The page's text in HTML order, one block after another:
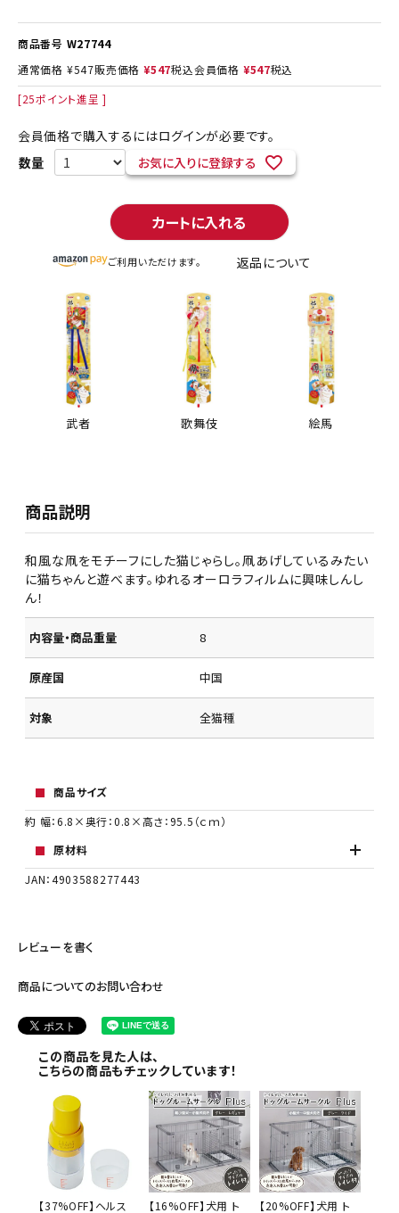
商品番号 W27744
通常価格 ¥547販売価格 ¥547税込会員価格 ¥547税込
[25ポイント進呈 ]
会員価格で購入するにはログインが必要です。
お気に入りに登録する
カートに入れる
ご利用いただけます。 返品について
武者 歌舞伎 絵馬
商品説明
和風な凧をモチーフにした猫じゃらし。凧あげしているみたい
に猫ちゃんと遊べます。ゆれるオーロラフィルムに興味しんし
ん！
内容量・商品重量 8
原産国 中国
対象 全猫種
商品サイズ
約 幅：6.8×奥行：0.8×高さ：95.5（ｃｍ）
原材料
JAN：4903588277443
レビューを書く
商品についてのお問い合わせ
この商品を見た人は、
こちらの商品もチェックしています！
【37%OFF】ヘルス 【16%OFF】犬用 ト 【20%OFF】犬用 ト